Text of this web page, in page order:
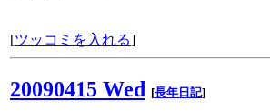
[ツッコミを入れる]
20090415 Wed [長年日記]